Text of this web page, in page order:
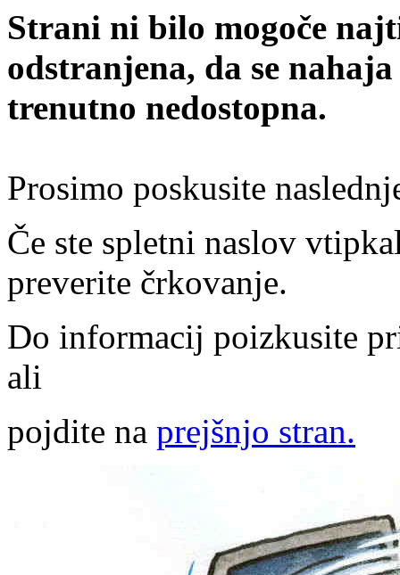
Strani ni bilo mogoče
odstranjena, da se
trenutno nedostopna.
Prosimo poskusite
Če ste spletni naslov
preverite črkovanje.
Do informacij poizkusite
ali
pojdite na prejšnjo stran.